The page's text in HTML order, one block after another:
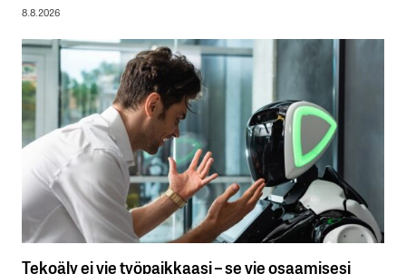
8.8.2026
Tekoäly ei vie työpaikkaasi – se vie osaamisesi